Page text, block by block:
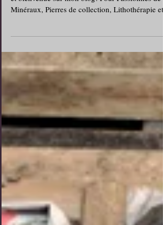
https://rockmineralvalley.over-blog.com/ Bonjour
multitude de Minéraux de ma propre collection
pour le plaisir des yeux et des articles que j'ai
sur les minéraux du Monde.